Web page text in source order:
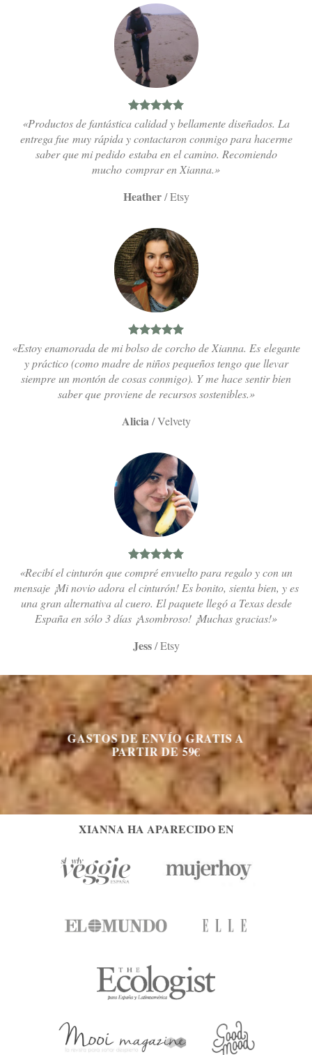
«Productos de fantástica calidad y bellamente diseñados. La
entrega fue muy rápida y contactaron conmigo para hacerme
saber que mi pedido estaba en el camino. Recomiendo
mucho comprar en Xianna.»
Heather /Etsy
«Estoy enamorada de mi bolso de corcho de Xianna. Es elegante
y práctico (como madre de niños pequeños tengo que llevar
siempre un montón de cosas conmigo). Y me hace sentir bien
saber que proviene de recursos sostenibles.»
Alicia /Velvety
«Recibí el cinturón que compré envuelto para regalo y con un
mensaje ¡Mi novio adora el cinturón! Es bonito, sienta bien, y es
una gran alternativa al cuero. El paquete llegó a Texas desde
España en sólo 3 días ¡Asombroso! ¡Muchas gracias!»
Jess /Etsy
GASTOS DE ENVÍO GRATIS A
PARTIR DE 59€
XIANNA HA APARECIDO EN